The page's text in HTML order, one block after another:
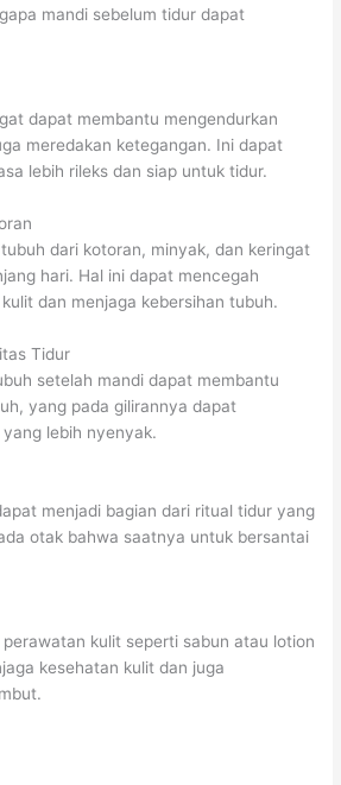
mandi sebelum tidur dapat
dapat membantu mengendurkan
meredakan ketegangan. Ini dapat
lebih rileks dan siap untuk tidur.
dari kotoran, minyak, dan keringat
hari. Hal ini dapat mencegah
dan menjaga kebersihan tubuh.
Tidur
setelah mandi dapat membantu
yang pada gilirannya dapat
lebih nyenyak.
menjadi bagian dari ritual tidur yang
otak bahwa saatnya untuk bersantai
kulit seperti sabun atau lotion
kesehatan kulit dan juga